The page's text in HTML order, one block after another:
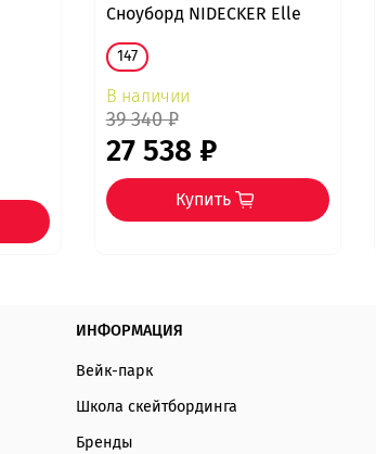
Сноуборд NIDECKER Elle
147
В наличии
39 340 ₽
27 538 ₽
Купить
ИНФОРМАЦИЯ
Вейк-парк
Школа скейтбординга
Бренды